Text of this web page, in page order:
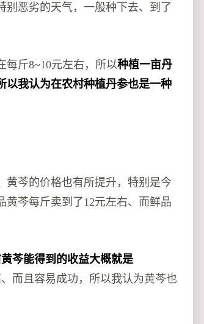
别恶劣的天气，一般种下去、到了
每斤8~10元左右，所以种植一亩丹
以我认为在农村种植丹参也是一种
黄芩的价格也有所提升，特别是今
芩每斤卖到了12元左右、而鲜品
芩能得到的收益大概就是
而且容易成功，所以我认为黄芩也